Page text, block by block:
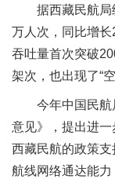
据西藏民航
万人次，同比增
吞吐量首次突破
架次，也出现了“
今年中国民
意见》，提出进
西藏民航的政策
航线网络通达能力